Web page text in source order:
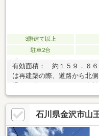
3階建て以上
駐車2台
有効面積： 約１５９．６
は再建築の際、道路から北
退する必要があります。有
退する面積を差し引いた面
野間神社裏古墳群・既存不
に井戸あり（井戸ポンプ故
石川県金沢市山